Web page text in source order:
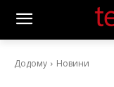
Додому Новини